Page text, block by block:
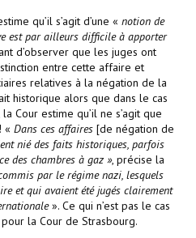
qu’il s’agit d’une « notion de
est par ailleurs difficile à apporter
d’observer que les juges ont
entre cette affaire et
relatives à la négation de la
historique alors que dans le cas
Cour estime qu’il ne s’agit que
« Dans ces affaires [de négation de
nié des faits historiques, parfois
des chambres à gaz », précise la
par le régime nazi, lesquels
et qui avaient été jugés clairement
». Ce qui n’est pas le cas
la Cour de Strasbourg.